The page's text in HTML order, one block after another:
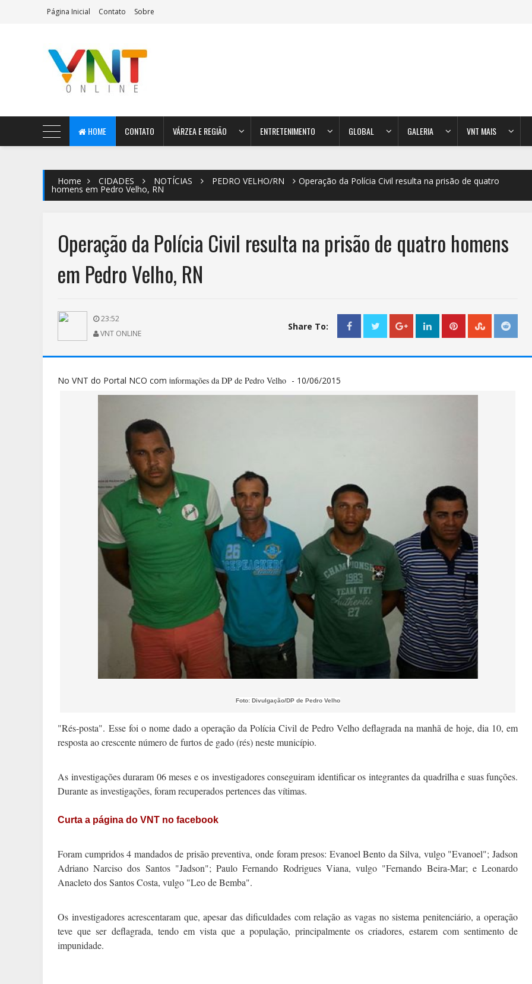
Página Inicial Contato Sobre
AeroMag Blogger Template
HOME CONTATO VÁRZEA E REGIÃO ENTRETENIMENTO GLOBAL GALERIA VNT MAIS
Home CIDADES NOTÍCIAS PEDRO VELHO/RN Operação da Polícia Civil resulta na prisão de quatro
homens em Pedro Velho, RN
Operação da Polícia Civil resulta na prisão de quatro homens
em Pedro Velho, RN
23:52
VNT ONLINE
Share To:
No VNT do Portal NCO com informações da DP de Pedro Velho - 10/06/2015
Foto: Divulgação/DP de Pedro Velho
"Rés-posta". Esse foi o nome dado a operação da Polícia Civil de Pedro Velho deflagrada na manhã de hoje, dia 10, em
resposta ao crescente número de furtos de gado (rés) neste município.
As investigações duraram 06 meses e os investigadores conseguiram identificar os integrantes da quadrilha e suas funções.
Durante as investigações, foram recuperados pertences das vítimas.
Curta a página do VNT no facebook
Foram cumpridos 4 mandados de prisão preventiva, onde foram presos: Evanoel Bento da Silva, vulgo "Evanoel"; Jadson
Adriano Narciso dos Santos "Jadson"; Paulo Fernando Rodrigues Viana, vulgo "Fernando Beira-Mar; e Leonardo
Anacleto dos Santos Costa, vulgo "Leo de Bemba".
Os investigadores acrescentaram que, apesar das dificuldades com relação as vagas no sistema penitenciário, a operação
teve que ser deflagrada, tendo em vista que a população, principalmente os criadores, estarem com sentimento de
impunidade.